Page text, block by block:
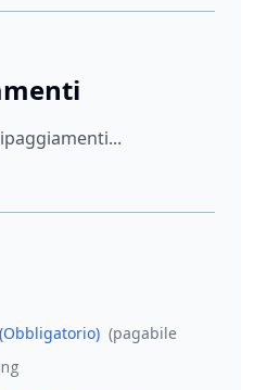
(Obbligatorio) (pagabile